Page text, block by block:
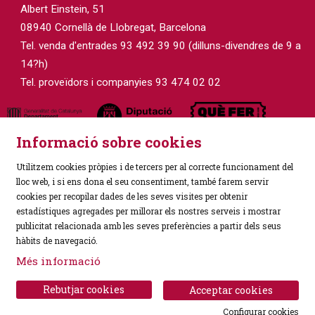
Albert Einstein, 51
08940 Cornellà de Llobregat, Barcelona
Tel. venda d'entrades 93 492 39 90 (dilluns-divendres de 9 a
14?h)
Tel. proveïdors i companyies 93 474 02 02
Sitemap | Avís Legal | Política de Privacitat
|
Ús de Cookies
|
Informació sobre cookies
Utilitzem cookies pròpies i de tercers per al correcte funcionament del
lloc web, i si ens dona el seu consentiment, també farem servir
cookies per recopilar dades de les seves visites per obtenir
estadístiques agregades per millorar els nostres serveis i mostrar
publicitat relacionada amb les seves preferències a partir dels seus
hàbits de navegació.
Més informació
Acceptar cookies
Rebutjar cookies
Configurar cookies